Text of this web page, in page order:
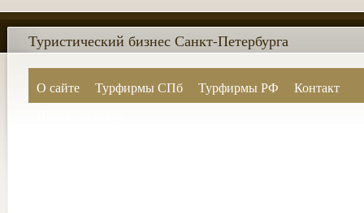
О сайте Турфирмы СПб Турфирмы РФ
Контакт
Туристический бизнес Санкт-Петербурга